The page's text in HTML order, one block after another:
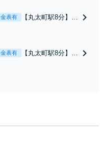
表有
【丸太町駅8分】調
く冷静な主張が重
表有
【丸太町駅8分】
者さまのご要望を